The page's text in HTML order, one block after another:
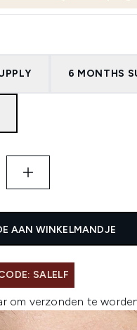
6 MONTHS
AAN WINKELMANDJE
SALELF
om verzonden te